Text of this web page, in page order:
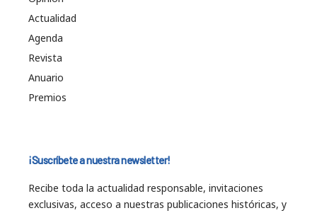
Actualidad
Agenda
Revista
Anuario
Premios
¡Suscríbete a nuestra newsletter!
Recibe toda la actualidad responsable, invitaciones
exclusivas, acceso a nuestras publicaciones históricas, y